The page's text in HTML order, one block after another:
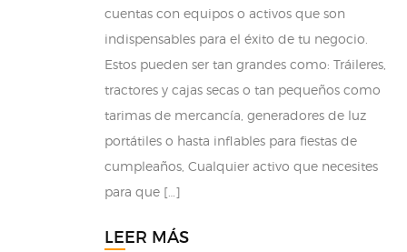
cuentas con equipos o activos que son
indispensables para el éxito de tu negocio.
Estos pueden ser tan grandes como: Tráileres,
tractores y cajas secas o tan pequeños como
tarimas de mercancía, generadores de luz
portátiles o hasta inflables para fiestas de
cumpleaños, Cualquier activo que necesites
para que […]
LEER MÁS